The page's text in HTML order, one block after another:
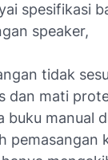
spesifikasi
speaker,
tidak
dan mati
buku manual